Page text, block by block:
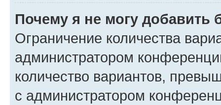
Почему я не могу добавить
Ограничение количества
администратором
количество вариантов,
с администратором